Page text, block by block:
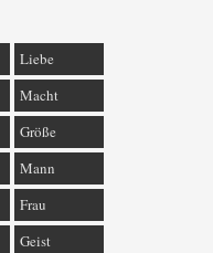
Liebe
Macht
Größe
Mann
Frau
Geist